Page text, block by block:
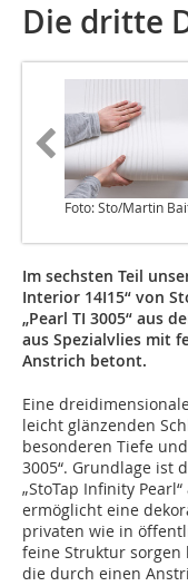
Die dritte
Foto: Sto/Martin
Im sechsten Teil
Interior 14I15“ von
„Pearl TI 3005“ aus
aus Spezialvlies mit
Anstrich betont.
Eine
leicht glänzenden
besonderen Tiefe
3005“. Grundlage ist
„StoTap Infinity
ermöglicht eine
privaten wie in
feine Struktur sorgen
die durch einen